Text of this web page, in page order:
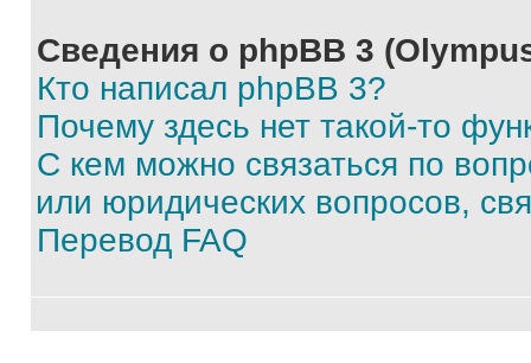
Сведения о phpBB 3
Кто написал phpBB 3?
Почему здесь нет такой-то
С кем можно связаться по
или юридических вопросов,
Перевод FAQ